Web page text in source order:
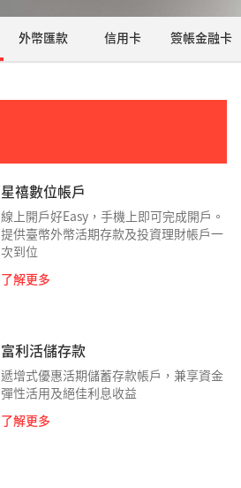
外幣匯款 信用卡 簽帳金融卡
星禧數位帳戶
線上開戶好Easy，手機上即可完成開戶。
提供臺幣外幣活期存款及投資理財帳戶一
次到位
了解更多
富利活儲存款
遞增式優惠活期儲蓄存款帳戶，兼享資金
彈性活用及絕佳利息收益
了解更多